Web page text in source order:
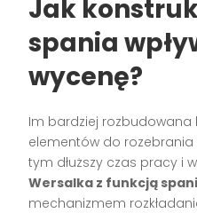
Jak
spania
wycenę?
Im bardziej rozbudowana
elementów do rozebrania
tym dłuższy czas pracy i
Wersalka z funkcją
mechanizmem